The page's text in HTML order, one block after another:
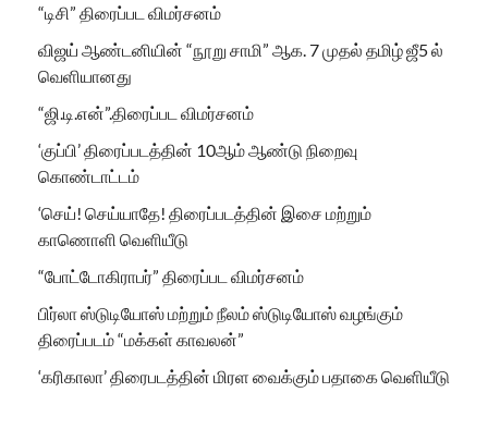
“டிசி” திரைப்பட விமர்சனம்
விஜய் ஆண்டனியின் “நூறு சாமி” ஆக. 7 முதல் தமிழ் ஜீ5 ல்
வெளியானது
“ஜி.டி.என்”.திரைப்பட விமர்சனம்
‘குப்பி’ திரைப்படத்தின் 10ஆம் ஆண்டு நிறைவு
கொண்டாட்டம்
‘செய்! செய்யாதே! திரைப்படத்தின் இசை மற்றும்
காணொளி வெளியீடு
“போட்டோகிராபர்” திரைப்பட விமர்சனம்
பிர்லா ஸ்டுடியோஸ் மற்றும் நீலம் ஸ்டுடியோஸ் வழங்கும்
திரைப்படம் “மக்கள் காவலன்”
‘கரிகாலா’ திரைபடத்தின் மிரள வைக்கும் பதாகை வெளியீடு